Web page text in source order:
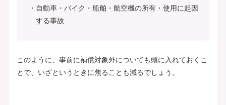
自動車・バイク・船舶・航空機の所有・使用に起因
する事故
このように、事前に補償対象外についても頭に入れておくこ
とで、いざというときに焦ることも減るでしょう。